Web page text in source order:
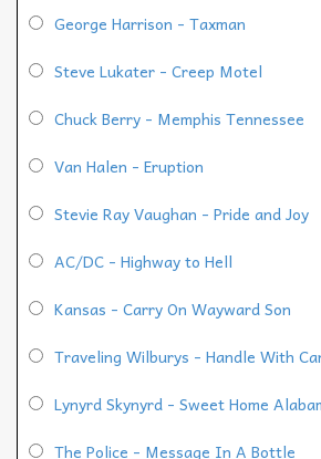
George Harrison - Taxman
Steve Lukater - Creep Motel
Chuck Berry - Memphis Tennessee
Van Halen - Eruption
Stevie Ray Vaughan - Pride and Joy
AC/DC - Highway to Hell
Kansas - Carry On Wayward Son
Traveling Wilburys - Handle With
Lynyrd Skynyrd - Sweet Home
The Police - Message In A Bottle